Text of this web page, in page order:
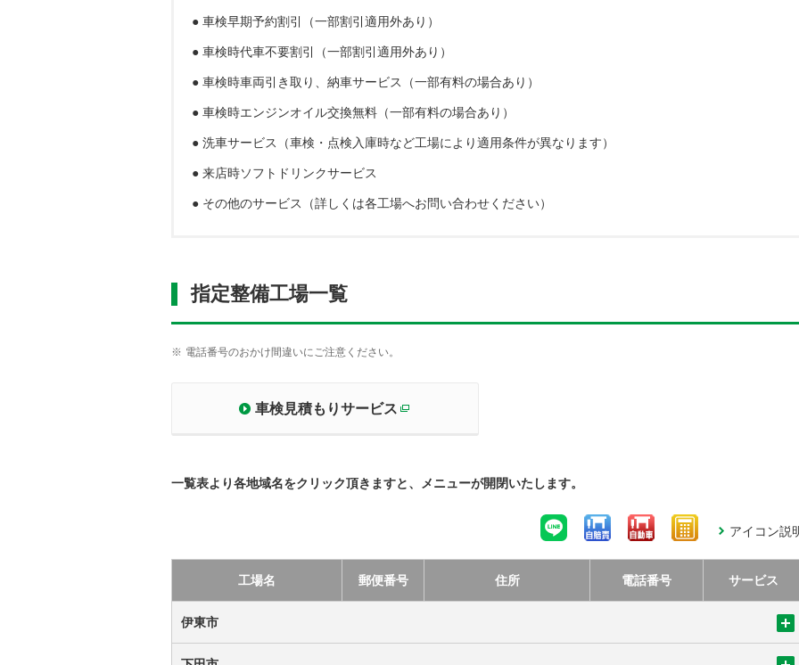
● 車検早期予約割引（一部割引適用外あり）
● 車検時代車不要割引（一部割引適用外あり）
● 車検時車両引き取り、納車サービス（一部有料の場合あり）
● 車検時エンジンオイル交換無料（一部有料の場合あり）
● 洗車サービス（車検・点検入庫時など工場により適用条件が異なります）
● 来店時ソフトドリンクサービス
● その他のサービス（詳しくは各工場へお問い合わせください）
指定整備工場一覧
※ 電話番号のおかけ間違いにご注意ください。
車検見積もりサービス
一覧表より各地域名をクリック頂きますと、メニューが開閉いたします。
アイコン説
工場名 郵便番号 住所 電話番号 サービス
伊東市